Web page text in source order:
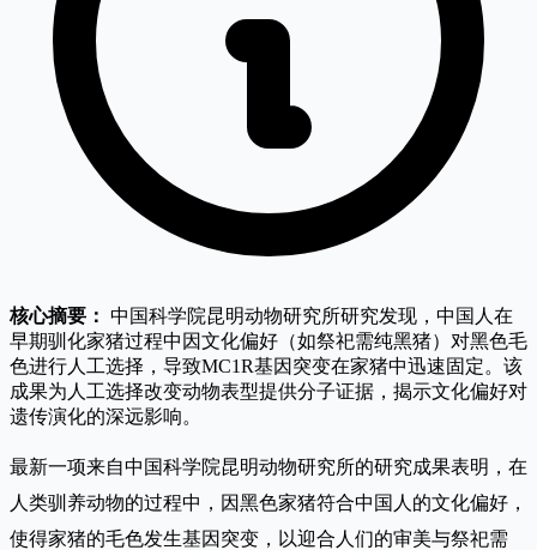
核心摘要： 中国科学院昆明动物研究所研究发现，中国人在
早期驯化家猪过程中因文化偏好（如祭祀需纯黑猪）对黑色毛
色进行人工选择，导致MC1R基因突变在家猪中迅速固定。该
成果为人工选择改变动物表型提供分子证据，揭示文化偏好对
遗传演化的深远影响。
最新一项来自中国科学院昆明动物研究所的研究成果表明，在
人类驯养动物的过程中，因黑色家猪符合中国人的文化偏好，
使得家猪的毛色发生基因突变，以迎合人们的审美与祭祀需